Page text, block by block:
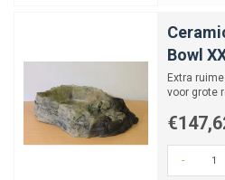
Bowl
Extra
voor grote
-